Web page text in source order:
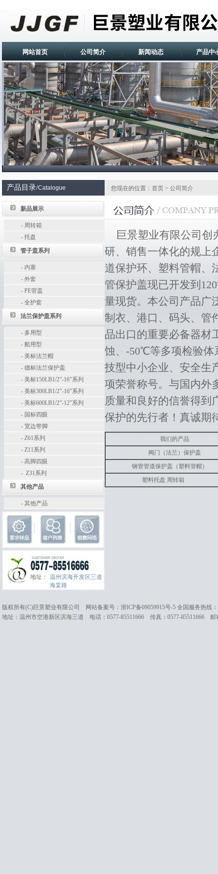
网站首页 公司简介 新闻动态 产品中
产品目录/Catalogue
新品展示
- 周转箱
- 托盘
管子盖系列
- 内塞
- 外套
- PE管盖
- 全护套
法兰保护盖系列
- 多用型
- 船用型
- 美标法兰帽
- 德标法兰保护盖
- 美标150LB1/2”-16”系列
- 美标300LB1/2”-16”系列
- 美标600LB1/2”-12”系列
- 国标四眼
- 宽边带脚
- Z61系列
- Z11系列
- 高脚四眼
- Z31系列
其他产品
- 其他产品
地址：
温州滨海开发区三道
海棠路
您现在的位置：首页 > 公司简介
巨景塑业有限公司创
研、销售一体化的规上
道保护环、塑料管帽、
管保护盖现已开发到
量现货。本公司产品广
制衣、港口、码头、管
品出口的重要必备器材
蚀、-50℃等多项检验体
技型中小企业、安全生
项荣誉称号。与国内外
质量和良好的信誉得到
保护的先行者！真诚期
我们的产品
阀门（法兰）保护盖
钢管管道保护盖（塑料管帽）
塑料托盘 周转箱
版权所有(C)巨景塑业有限公司 网站备案号： 浙ICP备09059915号-5全国服务热线：
地址：温州市空港新区滨海三道 电话：0577-85511666 传真：0577-85511666 邮